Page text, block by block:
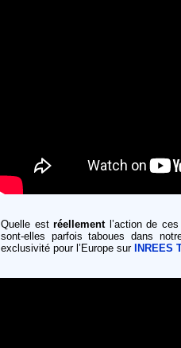
Quelle estréellementl’action de ces
sont-elles parfois taboues dans
exclusivité pour l’Europe sur INREES